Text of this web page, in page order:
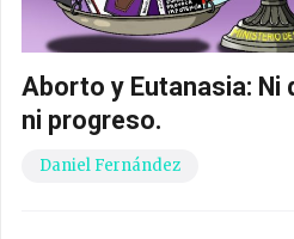
Aborto y Eutanasia: Ni
ni progreso.
Daniel Fernández